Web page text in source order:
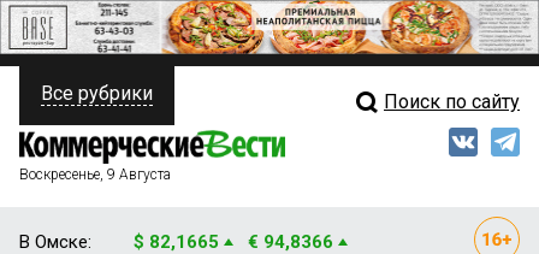
ПОЛИТИКА
ФИНАНСЫ
Свежий выпуск
Все рубрики Поиск по сайту
Воскресенье, 9 Августа
В Омске: $ 82,1665 € 94,8366